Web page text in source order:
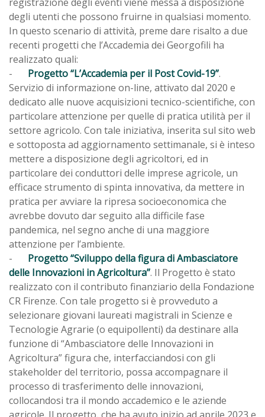
degli utenti che possono fruirne in qualsiasi momento.
In questo scenario di attività, preme dare risalto a due
recenti progetti che l’Accademia dei Georgofili ha
realizzato quali:
-
Progetto “L’Accademia per il Post Covid-19”.
Servizio di informazione on-line, attivato dal 2020 e
dedicato alle nuove acquisizioni tecnico-scientifiche, con
particolare attenzione per quelle di pratica utilità per il
settore agricolo. Con tale iniziativa, inserita sul sito web
e sottoposta ad aggiornamento settimanale, si è inteso
mettere a disposizione degli agricoltori, ed in
particolare dei conduttori delle imprese agricole, un
efficace strumento di spinta innovativa, da mettere in
pratica per avviare la ripresa socioeconomica che
avrebbe dovuto dar seguito alla difficile fase
pandemica, nel segno anche di una maggiore
attenzione per l’ambiente.
-
Progetto “Sviluppo della figura di Ambasciatore
delle Innovazioni in Agricoltura”. Il Progetto è stato
realizzato con il contributo finanziario della Fondazione
CR Firenze. Con tale progetto si è provveduto a
selezionare giovani laureati magistrali in Scienze e
Tecnologie Agrarie (o equipollenti) da destinare alla
funzione di “Ambasciatore delle Innovazioni in
Agricoltura” figura che, interfacciandosi con gli
stakeholder del territorio, possa accompagnare il
processo di trasferimento delle innovazioni,
collocandosi tra il mondo accademico e le aziende